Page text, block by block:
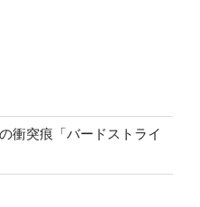
衝突痕「バードストライ